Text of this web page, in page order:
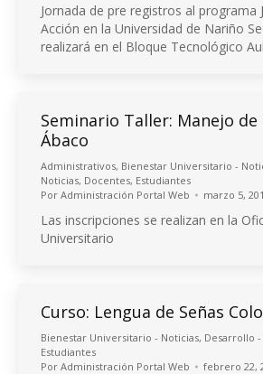
Jornada de pre registros al programa
Acción en la Universidad de Nariño
realizará en el Bloque Tecnológico
Seminario Taller: Manejo
Ábaco
Administrativos, Bienestar Universitario -
Noticias, Docentes, Estudiantes
Por Administración Portal Web marzo 5,
Las inscripciones se realizan en la
Universitario
Curso: Lengua de Señas
Bienestar Universitario - Noticias, Desarrollo
Estudiantes
Por Administración Portal Web febrero 22,